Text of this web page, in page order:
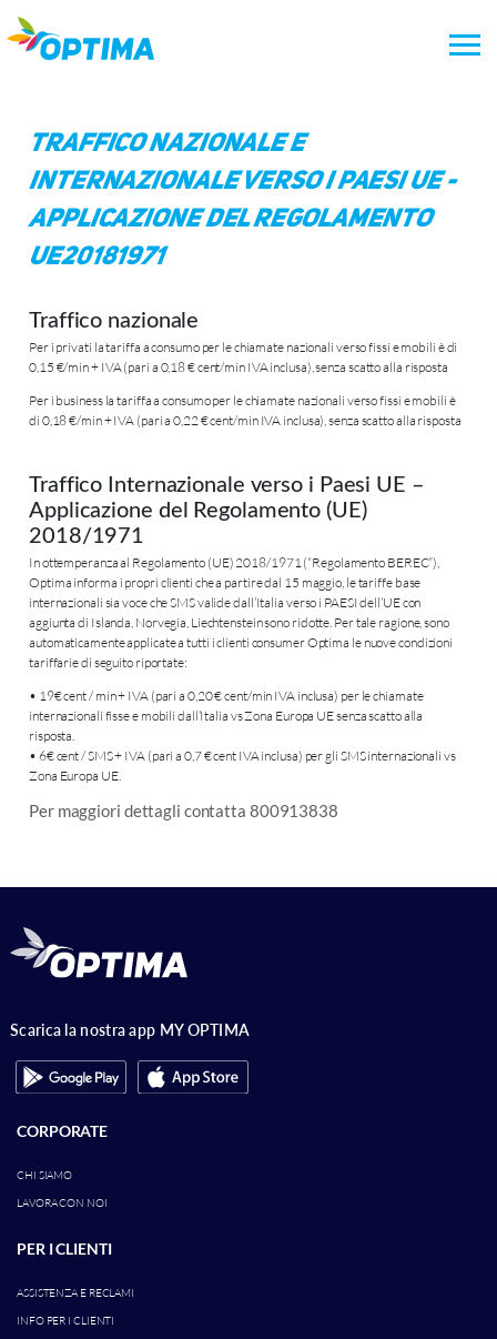
contenutoTraffico Nazionale e
Internazionale verso i Paesi UE -
Applicazione del Regolamento
UE20181971
Traffico nazionale
Per i privati la tariffa a consumo per le chiamate nazionali verso fissi e mobili è di
0,15 €/min + IVA (pari a 0,18 € cent/min IVA inclusa), senza scatto alla risposta
Per i business la tariffa a consumo per le chiamate nazionali verso fissi e mobili è
di 0,18 €/min + IVA (pari a 0,22 € cent/min IVA inclusa), senza scatto alla risposta
Traffico Internazionale verso i Paesi UE –
Applicazione del Regolamento (UE)
2018/1971
In ottemperanza al Regolamento (UE) 2018/1971 (“Regolamento BEREC”),
Optima informa i propri clienti che a partire dal 15 maggio, le tariffe base
internazionali sia voce che SMS valide dall’Italia verso i PAESI dell’UE con
aggiunta di Islanda, Norvegia, Liechtenstein sono ridotte. Per tale ragione, sono
automaticamente applicate a tutti i clienti consumer Optima le nuove condizioni
tariffarie di seguito riportate:
• 19€ cent / min + IVA (pari a 0,20 € cent/min IVA inclusa) per le chiamate
internazionali fisse e mobili dall’Italia vs Zona Europa UE senza scatto alla
risposta.
• 6€ cent / SMS + IVA (pari a 0,7 € cent IVA inclusa) per gli SMS internazionali vs
Zona Europa UE.
Per maggiori dettagli contatta 800913838
Scarica la nostra app MY OPTIMA
CORPORATE
CHI SIAMO
LAVORA CON NOI
PER I CLIENTI
ASSISTENZA E RECLAMI
INFO PER I CLIENTI